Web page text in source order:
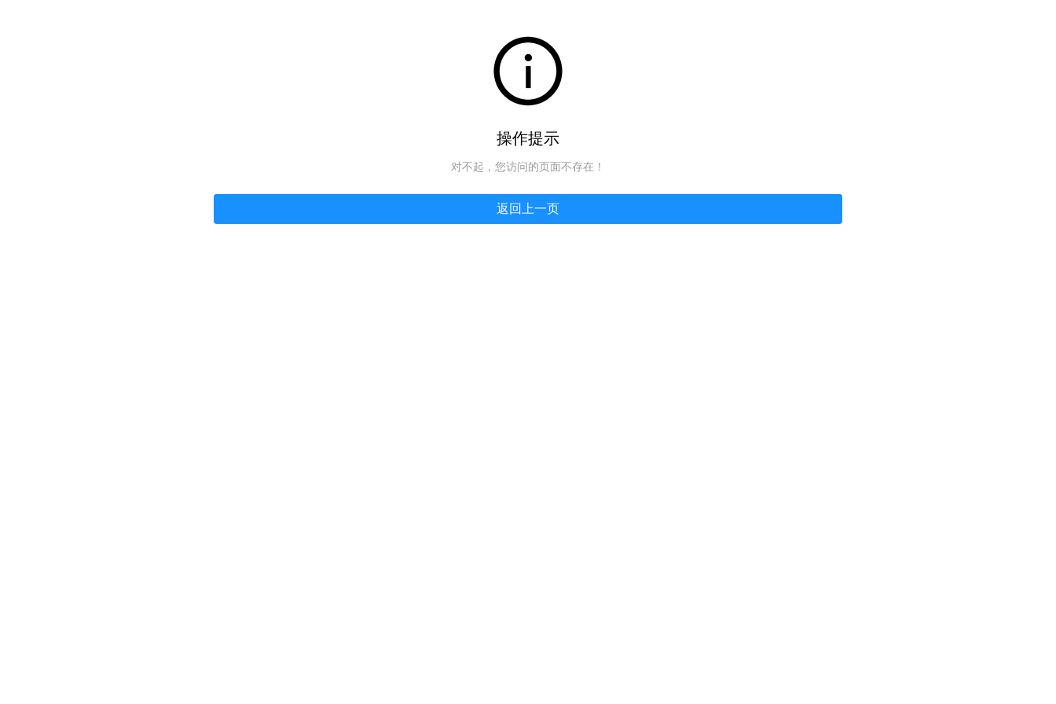
操作提示
对不起，您访问的页面不存在！
返回上一页